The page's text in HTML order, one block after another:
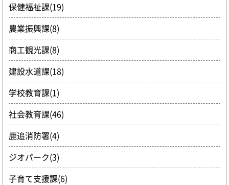
保健福祉課(19)
農業振興課(8)
商工観光課(8)
建設水道課(18)
学校教育課(1)
社会教育課(46)
鹿追消防署(4)
ジオパーク(3)
子育て支援課(6)